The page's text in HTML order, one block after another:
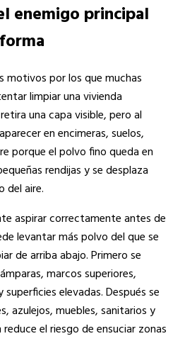
enemigo principal
motivos por los que muchas
limpiar una vivienda
una capa visible, pero al
en encimeras, suelos,
porque el polvo fino queda en
rendijas y se desplaza
del aire.
aspirar correctamente antes de
levantar más polvo del que se
de arriba abajo. Primero se
marcos superiores,
elevadas. Después se
azulejos, muebles, sanitarios y
el riesgo de ensuciar zonas